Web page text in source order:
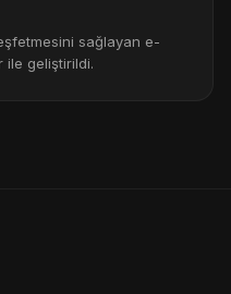
sağlayan e-
ile geliştirildi.